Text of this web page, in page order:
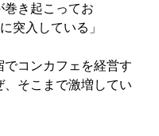
巻き起こってお
突入している」
コンカフェを経営す
そこまで激増してい